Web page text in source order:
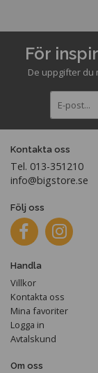
För
De uppgifter du
Kontakta oss
Tel. 013-351210
info@bigstore.se
Följ oss
Handla
Villkor
Kontakta oss
Mina favoriter
Logga in
Avtalskund
Om oss